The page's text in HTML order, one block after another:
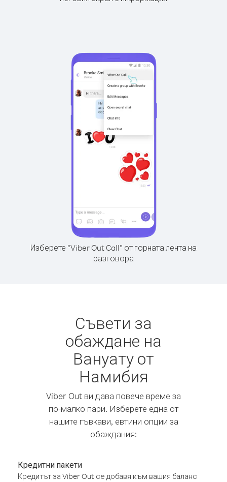
Изберете “Viber Out Call” от горната лента на
разговора
Съвети за
обаждане на
Вануату от
Намибия
Viber Out ви дава повече време за
по-малко пари. Изберете една от
нашите гъвкави, евтини опции за
обаждания:
Кредитни пакети
Кредитът за Viber Out се добавя към вашия баланс